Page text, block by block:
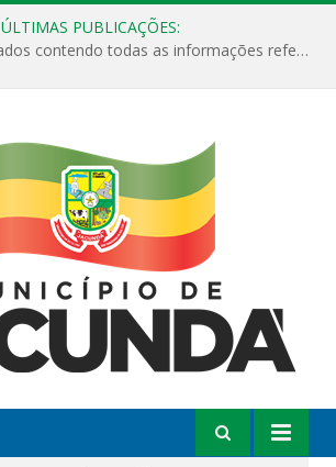
ÚLTIMAS PUBLICAÇÕES:
Relatórios Detalhados contendo todas as informações referentes a execução de recursos destinados ao fomento de projetos culturais no Município de Jacundá entre os anos de 2022 ao presente ano de 2026.